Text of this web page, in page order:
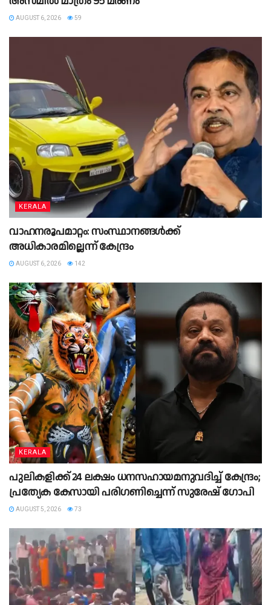
AUGUST 6, 2026 59
KERALA
വാഹനരൂപമാറ്റം: സംസ്ഥാനങ്ങൾക്ക്
അധികാരമില്ലെന്ന് കേന്ദ്രം
AUGUST 6, 2026 142
KERALA
പുലികളിക്ക് 24 ലക്ഷം ധനസഹായമനുവദിച്ച് കേന്ദ്രം;
പ്രത്യേക കേസായി പരിഗണിച്ചെന്ന് സുരേഷ് ഗോപി
AUGUST 5, 2026 73